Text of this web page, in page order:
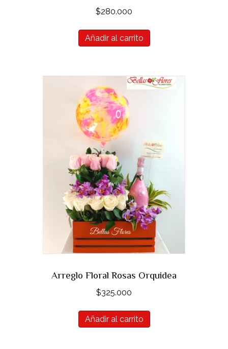
$280.000
Añadir al carrito
Arreglo Floral Rosas Orquidea
$325.000
Añadir al carrito